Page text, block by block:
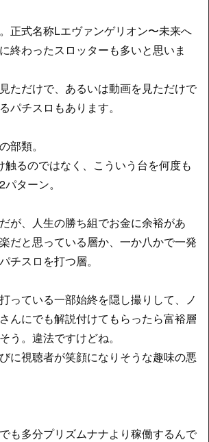
正式名称Lエヴァンゲリオン〜未来へ
終わったスロッターも多いと思いま
ただけで、あるいは動画を見ただけで
パチスロもあります。
部類。
触るのではなく、こういう台を何度も
ターン。
が、人生の勝ち組でお金に余裕があ
だと思っている層か、一か八かで一発
チスロを打つ層。
っている一部始終を隠し撮りして、ノ
んにでも解説付けてもらったら富裕層
う。違法ですけどね。
に視聴者が笑顔になりそうな趣味の悪
も多分プリズムナナより稼働するんで